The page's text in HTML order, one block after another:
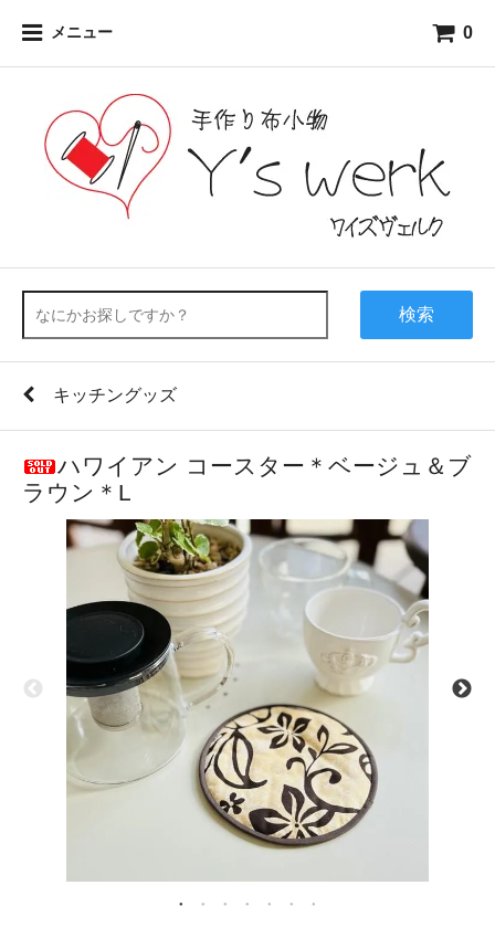
メニュー 0
検索
キッチングッズ
ハワイアン コースター＊ベージュ＆ブ
ラウン＊L